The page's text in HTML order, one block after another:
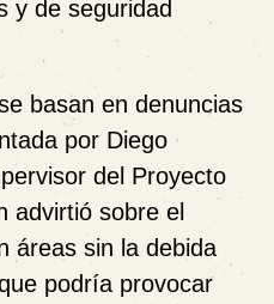
y de seguridad
basan en denuncias
por Diego
del Proyecto
advirtió sobre el
áreas sin la debida
podría provocar